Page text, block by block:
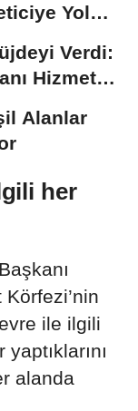
Yol
Verdi:
Hizmete
Alanlar
her
ile ilgili
alanda